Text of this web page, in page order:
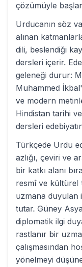
çözümüyle
Urducanın söz
alınan
dili, beslendiği
dersleri içerir.
geleneği durur:
Muhammed
ve modern
Hindistan tarihi
dersleri
Türkçede Urdu
azlığı, çeviri ve
bir katkı alanı
resmî ve kültürel
uzmana duyulan
tutar. Güney
diplomatik ilgi
rastlanır bir
çalışmasından
yönelmeyi